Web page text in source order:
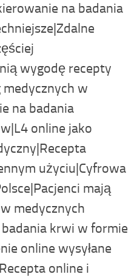
na badania
wygodę recepty
medycznych w
na badania
online jako
użyciu|Cyfrowa
mają
medycznych
krwi w formie
online wysyłane
online i